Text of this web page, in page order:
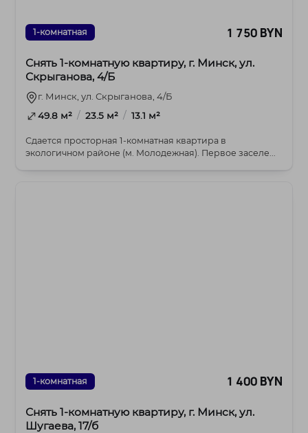
1-комнатная 1 750 BYN
Снять 1-комнатную квартиру, г. Минск, ул.
Скрыганова, 4/Б
г. Минск, ул. Скрыганова, 4/Б
49.8 м² / 23.5 м² / 13.1 м²
Сдается просторная 1-комнатная квартира в
экологичном районе (м. Молодежная). Первое заселе...
1-комнатная 1 400 BYN
Снять 1-комнатную квартиру, г. Минск, ул.
Шугаева, 17/б